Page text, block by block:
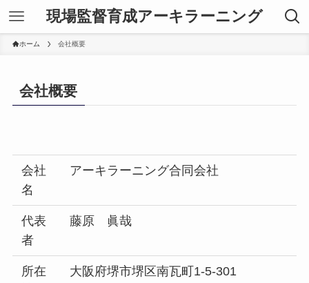
現場監督育成アーキラーニング
ホーム 会社概要
会社概要
会社
名
アーキラーニング合同会社
代表
者
藤原 眞哉
所在
大阪府堺市堺区南瓦町1-5-301